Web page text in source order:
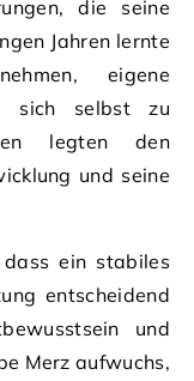
die seine
Jahren lernte
eigene
sich selbst zu
legten den
und seine
ein stabiles
entscheidend
und
Merz aufwuchs,